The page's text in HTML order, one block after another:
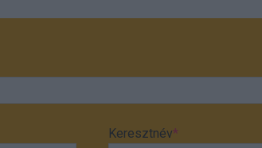
Keresztnév*